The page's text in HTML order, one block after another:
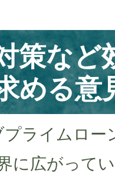
策など
める意
ライムロー
に広がって